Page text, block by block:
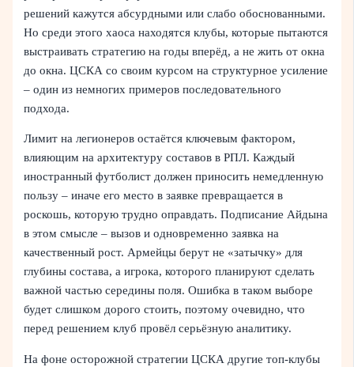
решений кажутся абсурдными или слабо обоснованными.
Но среди этого хаоса находятся клубы, которые пытаются
выстраивать стратегию на годы вперёд, а не жить от окна
до окна. ЦСКА со своим курсом на структурное усиление
– один из немногих примеров последовательного
подхода.
Лимит на легионеров остаётся ключевым фактором,
влияющим на архитектуру составов в РПЛ. Каждый
иностранный футболист должен приносить немедленную
пользу – иначе его место в заявке превращается в
роскошь, которую трудно оправдать. Подписание Айдына
в этом смысле – вызов и одновременно заявка на
качественный рост. Армейцы берут не «затычку» для
глубины состава, а игрока, которого планируют сделать
важной частью середины поля. Ошибка в таком выборе
будет слишком дорого стоить, поэтому очевидно, что
перед решением клуб провёл серьёзную аналитику.
На фоне осторожной стратегии ЦСКА другие топ-клубы